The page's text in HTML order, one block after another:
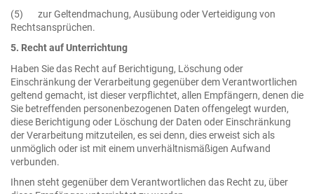
(5) zur Geltendmachung, Ausübung oder Verteidigung von
Rechtsansprüchen.
5. Recht auf Unterrichtung
Haben Sie das Recht auf Berichtigung, Löschung oder
Einschränkung der Verarbeitung gegenüber dem Verantwortlichen
geltend gemacht, ist dieser verpflichtet, allen Empfängern, denen die
Sie betreffenden personenbezogenen Daten offengelegt wurden,
diese Berichtigung oder Löschung der Daten oder Einschränkung
der Verarbeitung mitzuteilen, es sei denn, dies erweist sich als
unmöglich oder ist mit einem unverhältnismäßigen Aufwand
verbunden.
Ihnen steht gegenüber dem Verantwortlichen das Recht zu, über